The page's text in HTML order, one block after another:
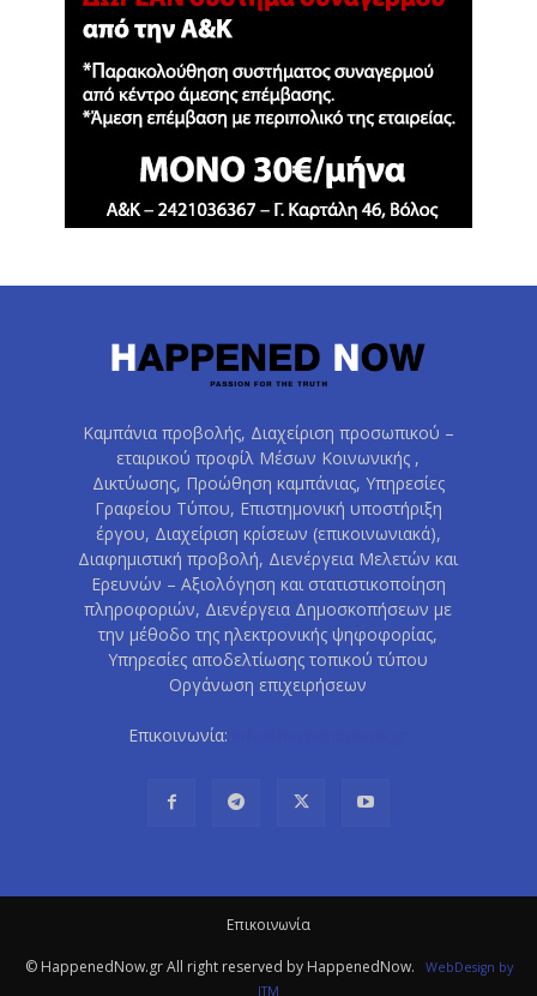
Καμπάνια προβολής, Διαχείριση προσωπικού –
εταιρικού προφίλ Μέσων Κοινωνικής ,
Δικτύωσης, Προώθηση καμπάνιας, Υπηρεσίες
Γραφείου Τύπου, Επιστημονική υποστήριξη
έργου, Διαχείριση κρίσεων (επικοινωνιακά),
Διαφημιστική προβολή, Διενέργεια Μελετών και
Ερευνών – Αξιολόγηση και στατιστικοποίηση
πληροφοριών, Διενέργεια Δημοσκοπήσεων με
την μέθοδο της ηλεκτρονικής ψηφοφορίας,
Υπηρεσίες αποδελτίωσης τοπικού τύπου
Οργάνωση επιχειρήσεων
Επικοινωνία:
Eπικοινωνία
© HappenedNow.gr All right reserved by HappenedNow. WebDesign by
ITM